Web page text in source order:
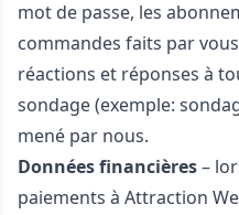
mot de passe, les
commandes faits par
réactions et réponses à
sondage (exemple:
mené par nous.
Données financières–
paiements à Attraction